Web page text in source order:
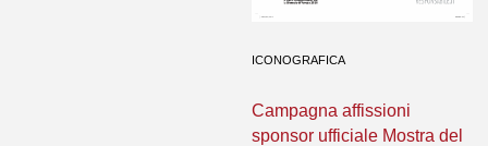
ICONOGRAFICA
Campagna affissioni
sponsor ufficiale Mostra del